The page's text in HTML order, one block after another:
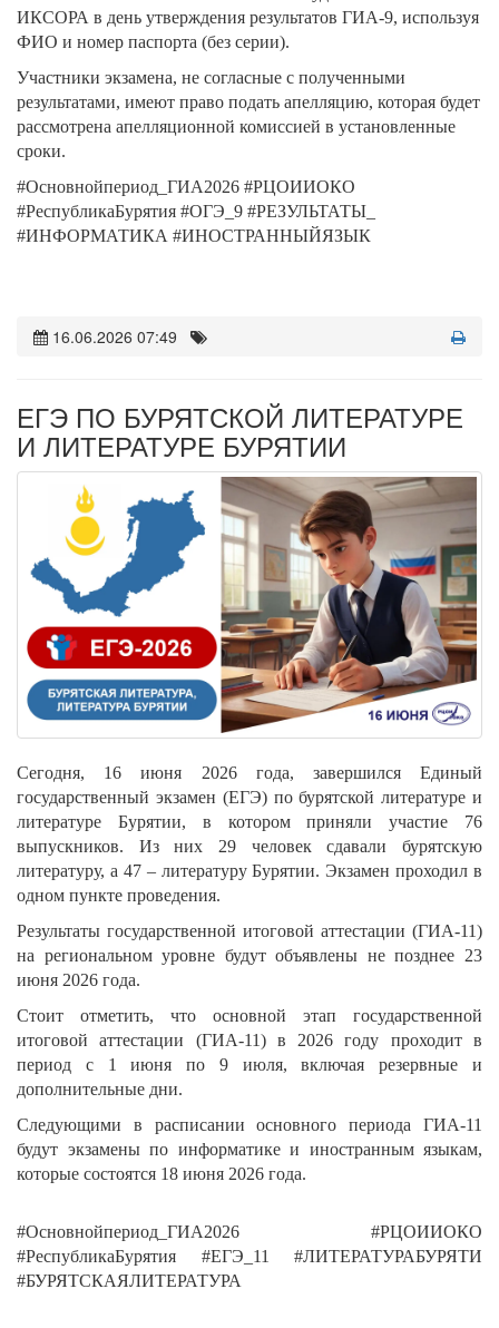
ИКСОРА в день утверждения результатов ГИА-9, используя
ФИО и номер паспорта (без серии).
Участники экзамена, не согласные с полученными
результатами, имеют право подать апелляцию, которая будет
рассмотрена апелляционной комиссией в установленные
сроки.
#Основнойпериод_ГИА2026 #РЦОИИОКО
#РеспубликаБурятия #ОГЭ_9 #РЕЗУЛЬТАТЫ_
#ИНФОРМАТИКА #ИНОСТРАННЫЙЯЗЫК
16.06.2026 07:49
ЕГЭ ПО БУРЯТСКОЙ ЛИТЕРАТУРЕ
И ЛИТЕРАТУРЕ БУРЯТИИ
Сегодня, 16 июня 2026 года, завершился Единый
государственный экзамен (ЕГЭ) по бурятской литературе и
литературе Бурятии, в котором приняли участие 76
выпускников. Из них 29 человек сдавали бурятскую
литературу, а 47 – литературу Бурятии. Экзамен проходил в
одном пункте проведения.
Результаты государственной итоговой аттестации (ГИА-11)
на региональном уровне будут объявлены не позднее 23
июня 2026 года.
Стоит отметить, что основной этап государственной
итоговой аттестации (ГИА-11) в 2026 году проходит в
период с 1 июня по 9 июля, включая резервные и
дополнительные дни.
Следующими в расписании основного периода ГИА-11
будут экзамены по информатике и иностранным языкам,
которые состоятся 18 июня 2026 года.
#Основнойпериод_ГИА2026 #РЦОИИОКО
#РеспубликаБурятия #ЕГЭ_11 #ЛИТЕРАТУРАБУРЯТИ
#БУРЯТСКАЯЛИТЕРАТУРА